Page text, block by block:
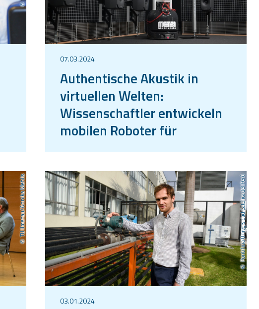
07.03.2024
Authentische Akustik in
virtuellen Welten:
Wissenschaftler entwickeln
mobilen Roboter für
hochpräzise raumakustische
TU Ilmenau/Annika Mehlis Pontificia Universidad Católica del Perú
03.01.2024